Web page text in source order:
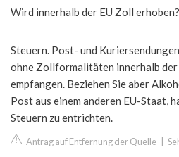
Wird innerhalb der EU Zoll erhoben?
Steuern. Post- und
ohne Zollformalitäten innerhalb der
empfangen. Beziehen Sie aber
Post aus einem anderen EU-Staat,
Steuern zu entrichten.
Antrag auf Entfernung der Quelle